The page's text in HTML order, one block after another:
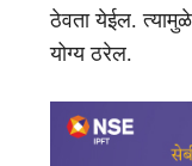
ठेवता येईल.
योग्य ठरेल.